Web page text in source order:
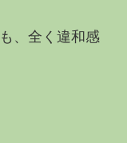
、全く違和感